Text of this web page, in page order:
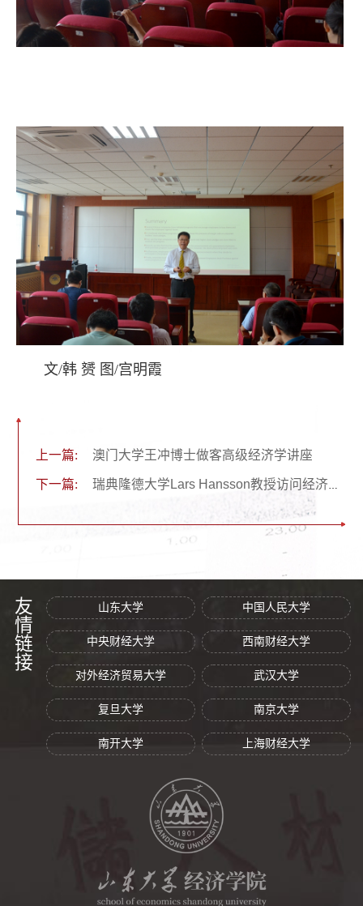
文/韩 赟 图/宫明霞
上一篇: 澳门大学王冲博士做客高级经济学讲座
下一篇: 瑞典隆德大学Lars Hansson教授访问经济学院
友情链接 山东大学 中国人民大学
中央财经大学 西南财经大学
对外经济贸易大学 武汉大学
复旦大学 南京大学
南开大学 上海财经大学